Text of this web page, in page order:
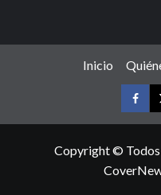
Inicio
Copyright © Todos